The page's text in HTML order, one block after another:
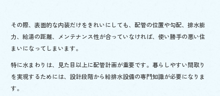
その際、表面的な内装だけをきれいにしても、配管の位置や勾配、排水能
力、給湯の距離、メンテナンス性が合っていなければ、使い勝手の悪い住
まいになってしまいます。
特に水まわりは、見た目以上に配管計画が重要です。暮らしやすい間取り
を実現するためには、設計段階から給排水設備の専門知識が必要になりま
す。